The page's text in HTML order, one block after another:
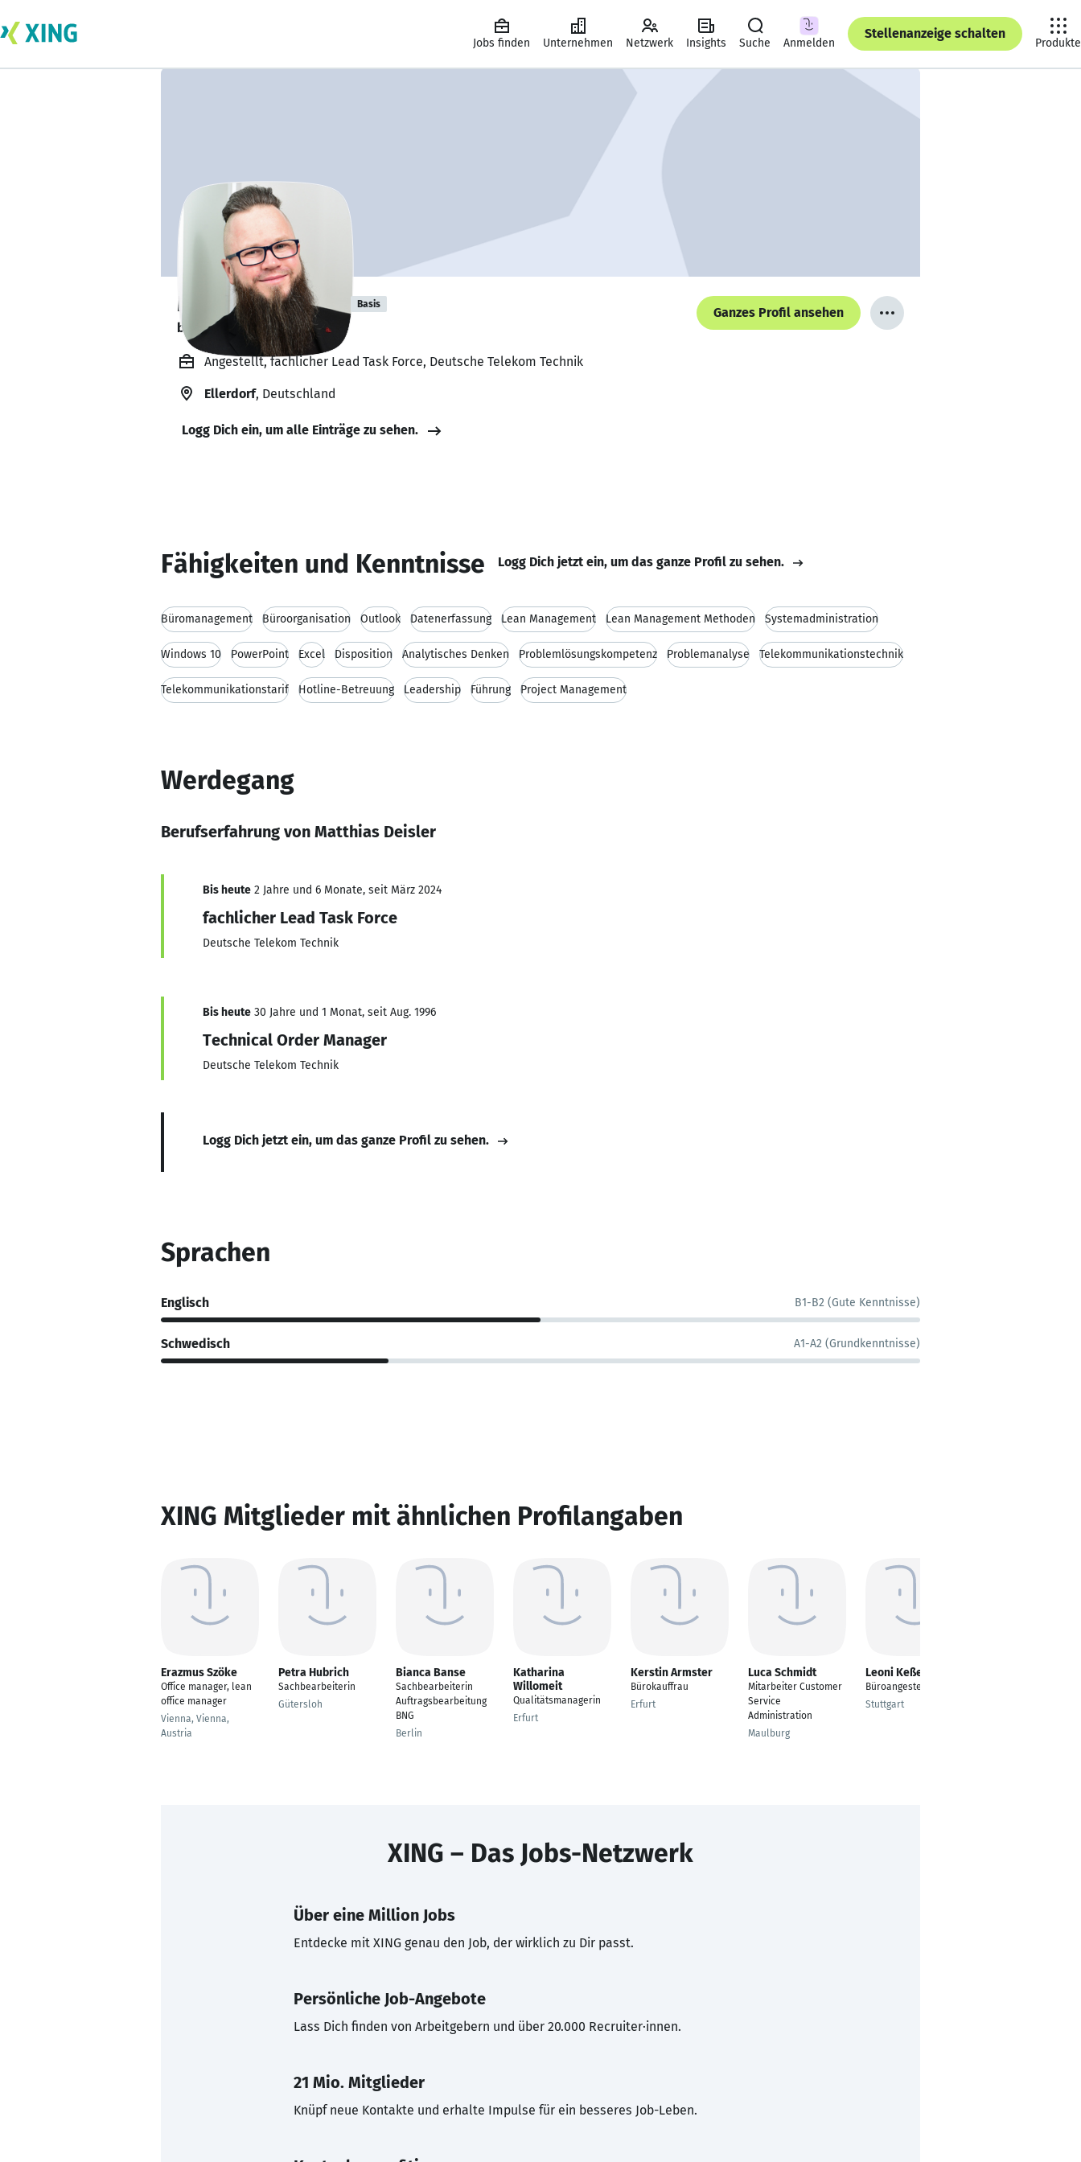
Jobs finden Unternehmen Netzwerk Insights Suche Anmelden
Stellenanzeige schalten
Produkte
Matthias Deisler Basis
bildet sich zurzeit weiter. 🎓
Ganzes Profil ansehen
Angestellt, fachlicher Lead Task Force, Deutsche Telekom Technik
Ellerdorf, Deutschland
Logg Dich ein, um alle Einträge zu sehen.
Fähigkeiten und Kenntnisse Logg Dich jetzt ein, um das ganze Profil zu sehen.
Büromanagement Büroorganisation Outlook Datenerfassung Lean Management Lean Management Methoden Systemadministration
Windows 10 PowerPoint Excel Disposition Analytisches Denken Problemlösungskompetenz Problemanalyse Telekommunikationstechnik
Telekommunikationstarif Hotline-Betreuung Leadership Führung Project Management
Werdegang
Berufserfahrung von Matthias Deisler
Bis heute 2 Jahre und 6 Monate, seit März 2024
fachlicher Lead Task Force
Deutsche Telekom Technik
Bis heute 30 Jahre und 1 Monat, seit Aug. 1996
Technical Order Manager
Deutsche Telekom Technik
Logg Dich jetzt ein, um das ganze Profil zu sehen.
Sprachen
Englisch B1-B2 (Gute Kenntnisse)
Schwedisch A1-A2 (Grundkenntnisse)
XING Mitglieder mit ähnlichen Profilangaben
Erazmus Szöke
Office manager, lean
office manager
Vienna, Vienna,
Austria
Petra Hubrich
Sachbearbeiterin
Gütersloh
Bianca Banse
Sachbearbeiterin
Auftragsbearbeitung
BNG
Berlin
Katharina
Willomeit
Qualitätsmanagerin
Erfurt
Kerstin Armster
Bürokauffrau
Erfurt
Luca Schmidt
Mitarbeiter Customer
Service
Administration
Maulburg
Leoni Keßeler
Büroangestellte
Stuttgart
XING – Das Jobs-Netzwerk
Über eine Million Jobs
Entdecke mit XING genau den Job, der wirklich zu Dir passt.
Persönliche Job-Angebote
Lass Dich finden von Arbeitgebern und über 20.000 Recruiter·innen.
21 Mio. Mitglieder
Knüpf neue Kontakte und erhalte Impulse für ein besseres Job-Leben.